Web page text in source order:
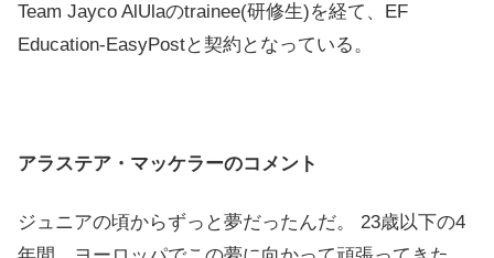
Team Jayco AlUlaのtrainee(研修生)を経て、EF
Education-EasyPostと契約となっている。
アラステア・マッケラーのコメント
ジュニアの頃からずっと夢だったんだ。 23歳以下の4